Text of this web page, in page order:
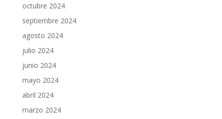
octubre 2024
septiembre 2024
agosto 2024
julio 2024
junio 2024
mayo 2024
abril 2024
marzo 2024